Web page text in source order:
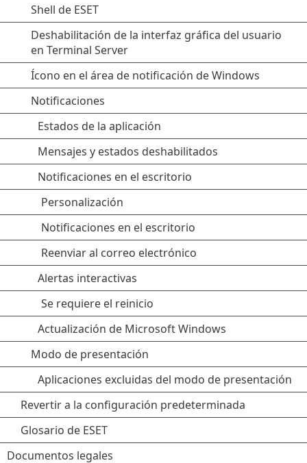
Shell de ESET
Deshabilitación de la interfaz gráfica del usuario
en Terminal Server
Ícono en el área de notificación de Windows
Notificaciones
Estados de la aplicación
Mensajes y estados deshabilitados
Notificaciones en el escritorio
Personalización
Notificaciones en el escritorio
Reenviar al correo electrónico
Alertas interactivas
Se requiere el reinicio
Actualización de Microsoft Windows
Modo de presentación
Aplicaciones excluidas del modo de presentación
Revertir a la configuración predeterminada
Glosario de ESET
Documentos legales